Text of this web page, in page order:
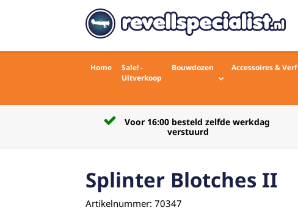
Home
Sale! -
Uitverkoop
Bouwdozen Accessoires & Verf
Voor 16:00 besteld zelfde werkdag
verstuurd
Splinter Blotches II
Artikelnummer: 70347